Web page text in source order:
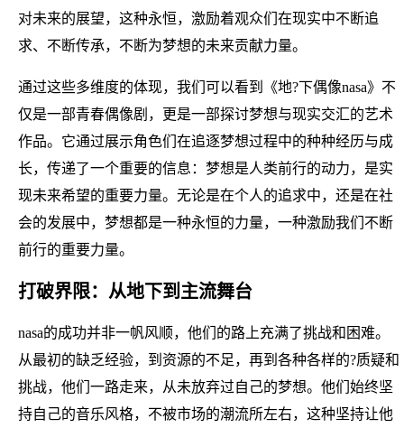
对未来的展望，这种永恒，激励着观众们在现实中不断追
求、不断传承，不断为梦想的未来贡献力量。
通过这些多维度的体现，我们可以看到《地?下偶像nasa》不
仅是一部青春偶像剧，更是一部探讨梦想与现实交汇的艺术
作品。它通过展示角色们在追逐梦想过程中的种种经历与成
长，传递了一个重要的信息：梦想是人类前行的动力，是实
现未来希望的重要力量。无论是在个人的追求中，还是在社
会的发展中，梦想都是一种永恒的力量，一种激励我们不断
前行的重要力量。
打破界限：从地下到主流舞台
nasa的成功并非一帆风顺，他们的路上充满了挑战和困难。
从最初的缺乏经验，到资源的不足，再到各种各样的?质疑和
挑战，他们一路走来，从未放弃过自己的梦想。他们始终坚
持自己的音乐风格，不被市场的潮流所左右，这种坚持让他